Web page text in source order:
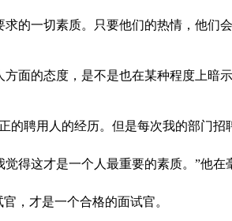
的一切素质。只要他们的热情，他们
面的态度，是不是也在某种程度上暗
的聘用人的经历。但是每次我的部门
得这才是一个人最重要的素质。”他
，才是一个合格的面试官。